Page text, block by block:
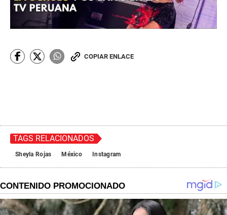
COPIAR ENLACE
TAGS RELACIONADOS
Sheyla Rojas México Instagram